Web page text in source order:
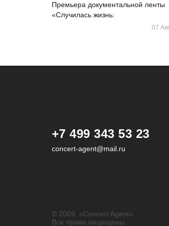
Премьера документальной ленты
«Случилась жизнь:
07
+7 499 343 53 23
concert-agent@mail.ru
© 2009, «Concert Agent».
Все права защищены.